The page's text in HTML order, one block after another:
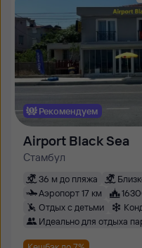
Рекомендуем
Airport Black Sea
Стамбул
36 м до пляжа
Аэропорт 17 км
Отдых с детьми
Идеально для отдыха